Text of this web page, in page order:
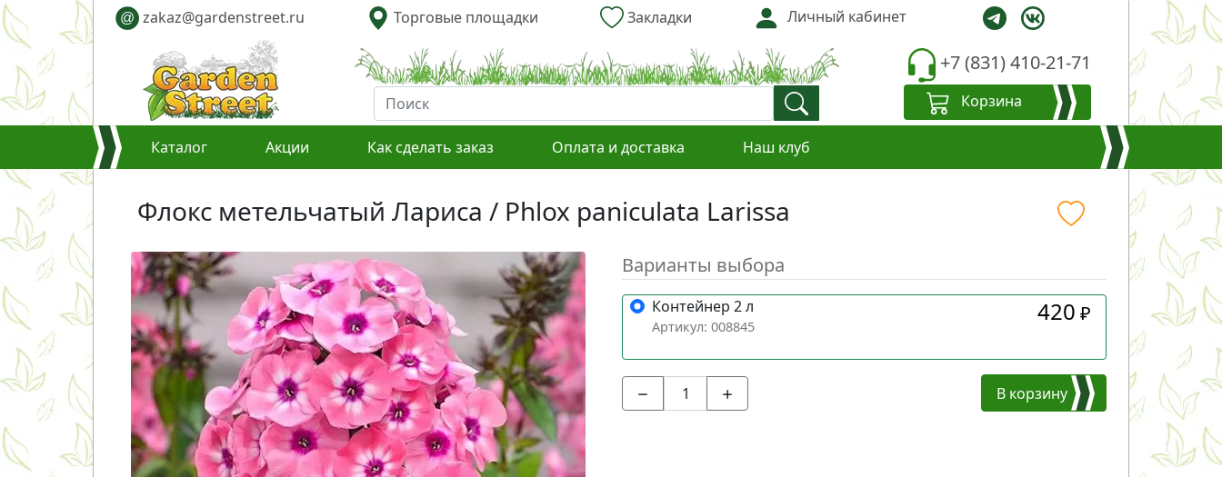
@ zakaz@gardenstreet.ru Торговые площадки Закладки Личный кабинет
+7 (831) 410-21-71
Корзина
Каталог Акции Как сделать заказ Оплата и доставка Наш клуб
Флокс метельчатый Лариса / Phlox paniculata Larissa
Варианты выбора
Контейнер 2 л
Артикул: 008845
420 ₽
В корзину